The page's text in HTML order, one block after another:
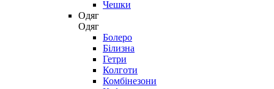
Чешки
Одяг
Одяг
Болеро
Білизна
Гетри
Колготи
Комбінезони